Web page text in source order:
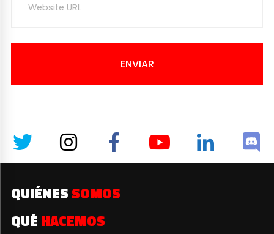
ENVIAR
QUIÉNES SOMOS
QUÉ HACEMOS